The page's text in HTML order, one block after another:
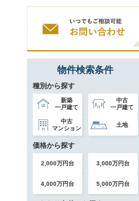
物件検索条件
種別から探す
新築
一戸建て
中古
一戸建て
中古
マンション
土地
価格から探す
2,000万円台 3,000万円台
4,000万円台 5,000万円台